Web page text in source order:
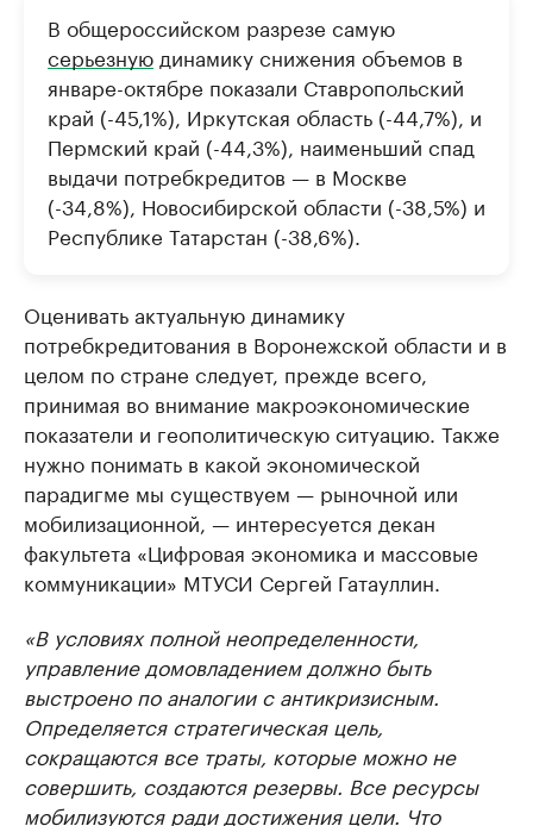
В общероссийском разрезе самую
серьезную динамику снижения объемов в
январе-октябре показали Ставропольский
край (-45,1%), Иркутская область (-44,7%), и
Пермский край (-44,3%), наименьший спад
выдачи потребкредитов — в Москве
(-34,8%), Новосибирской области (-38,5%) и
Республике Татарстан (-38,6%).
Оценивать актуальную динамику
потребкредитования в Воронежской области и в
целом по стране следует, прежде всего,
принимая во внимание макроэкономические
показатели и геополитическую ситуацию. Также
нужно понимать в какой экономической
парадигме мы существуем — рыночной или
мобилизационной, — интересуется декан
факультета «Цифровая экономика и массовые
коммуникации» МТУСИ Сергей Гатауллин.
«В условиях полной неопределенности,
управление домовладением должно быть
выстроено по аналогии с антикризисным.
Определяется стратегическая цель,
сокращаются все траты, которые можно не
совершить, создаются резервы. Все ресурсы
мобилизуются ради достижения цели. Что